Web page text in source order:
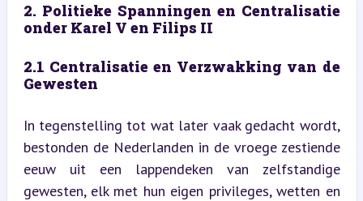
2. Politieke Spanningen en Centralisatie
onder Karel V en Filips II
2.1 Centralisatie en Verzwakking van de
Gewesten
In tegenstelling tot wat later vaak gedacht wordt,
bestonden de Nederlanden in de vroege zestiende
eeuw uit een lappendeken van zelfstandige
gewesten, elk met hun eigen privileges, wetten en